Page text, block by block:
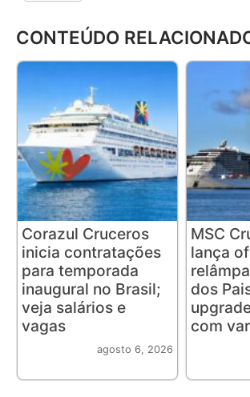
CONTEÚDO
Corazul Cruceros
inicia contratações
para temporada
inaugural no Brasil;
veja salários e
vagas
agosto 6, 2026
MSC
lança
dos
com